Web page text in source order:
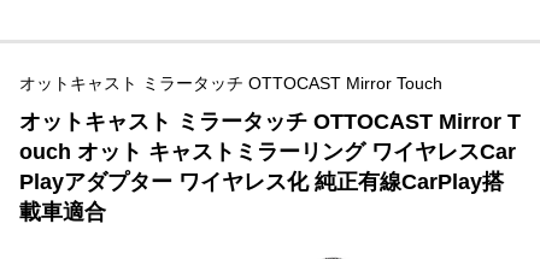
オットキャスト ミラータッチ OTTOCAST Mirror Touch
オットキャスト ミラータッチ OTTOCAST Mirror T
ouch オット キャストミラーリング ワイヤレスCar
Playアダプター ワイヤレス化 純正有線CarPlay搭
載車適合